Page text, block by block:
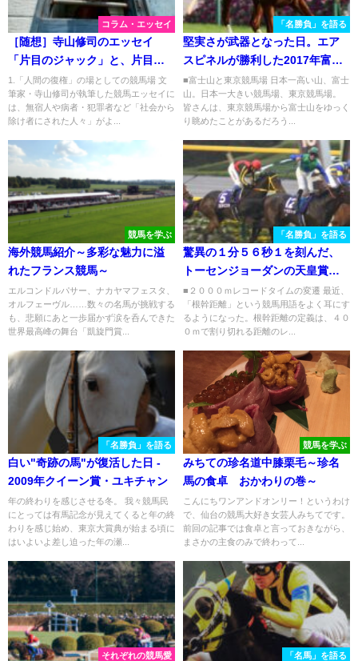
コラム・エッセイ
［随想］寺山修司のエッセイ
「片目のジャック」と、片目の
サラブレッド「福ちゃん」
1.「人間の復権」の場としての競馬場 文
筆家・寺山修司が執筆した競馬エッセイに
は、無宿人や病者・犯罪者など「社会から
除け者にされた人々」がよ...
「名勝負」を語る
堅実さが武器となった日。エア
スピネルが勝利した2017年富士
ステークスを振り返る
■富士山と東京競馬場 日本一高い山、富士
山。日本一大きい競馬場、東京競馬場。
皆さんは、東京競馬場から富士山をゆっく
り眺めたことがあるだろう...
競馬を学ぶ
海外競馬紹介～多彩な魅力に溢
れたフランス競馬～
エルコンドルパサー、ナカヤマフェスタ、
オルフェーヴル……数々の名馬が挑戦する
も、悲願にあと一歩届かず涙を呑んできた
世界最高峰の舞台「凱旋門賞...
「名勝負」を語る
驚異の１分５６秒１を刻んだ、
トーセンジョーダンの天皇賞
（秋）
■２０００ｍレコードタイムの変遷 最近、
「根幹距離」という競馬用語をよく耳にす
るようになった。根幹距離の定義は、４０
０ｍで割り切れる距離のレ...
「名勝負」を語る
白い"奇跡の馬"が復活した日 -
2009年クイーン賞・ユキチャン
年の終わりを感じさせる冬。 我々競馬民
にとっては有馬記念が見えてくると年の終
わりを感じ始め、東京大賞典が始まる頃に
はいよいよ差し迫った年の瀬...
競馬を学ぶ
みちての珍名道中膝栗毛～珍名
馬の食卓 おかわりの巻～
こんにちワンアンドオンリー！というわけ
で、仙台の競馬大好き女芸人みちてです。
前回の記事では食卓と言っておきながら、
まさかの主食のみで終わって...
それぞれの競馬愛 「名馬」を語る